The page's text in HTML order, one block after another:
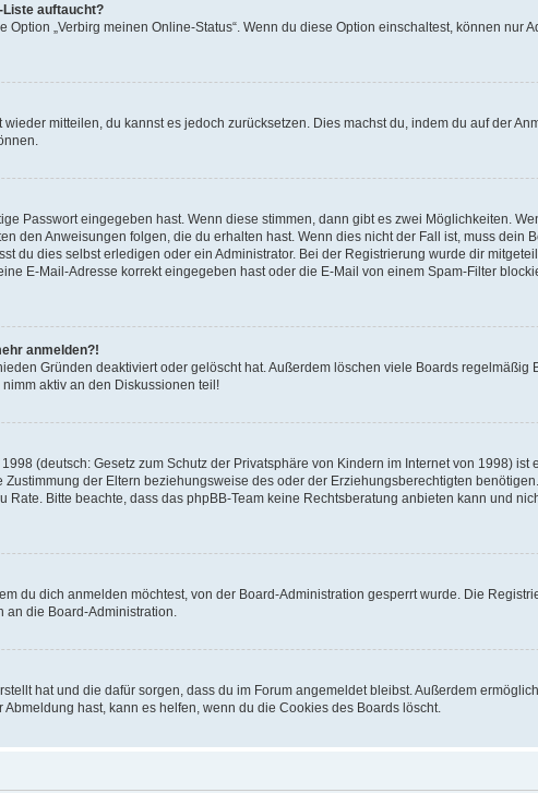
Liste auftaucht?
„Verbirg meinen Online-Status“. Wenn du diese Option einschaltest, können nur
mitteilen, du kannst es jedoch zurücksetzen. Dies machst du, indem du auf der
Passwort eingegeben hast. Wenn diese stimmen, dann gibt es zwei Möglichkeiten.
den Anweisungen folgen, die du erhalten hast. Wenn dies nicht der Fall ist, muss
du dies selbst erledigen oder ein Administrator. Bei der Registrierung wurde dir
E-Mail-Adresse korrekt eingegeben hast oder die E-Mail von einem Spam-Filter
anmelden?!
Gründen deaktiviert oder gelöscht hat. Außerdem löschen viele Boards
aktiv an den Diskussionen teil!
(deutsch: Gesetz zum Schutz der Privatsphäre von Kindern im Internet von 1998)
der Eltern beziehungsweise des oder der Erziehungsberechtigten
Bitte beachte, dass das phpBB-Team keine Rechtsberatung anbieten kann und
du dich anmelden möchtest, von der Board-Administration gesperrt wurde. Die
die Board-Administration.
hat und die dafür sorgen, dass du im Forum angemeldet bleibst. Außerdem
hast, kann es helfen, wenn du die Cookies des Boards löscht.